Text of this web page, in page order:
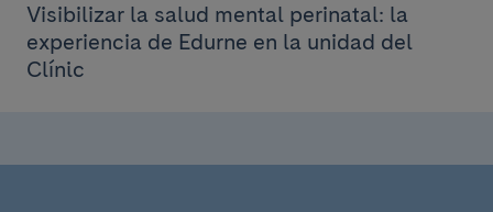
Visibilizar la salud mental perinatal: la
experiencia de Edurne en la unidad del
Clínic